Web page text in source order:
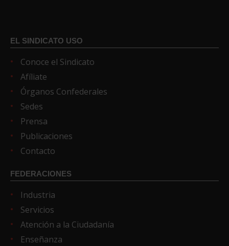
EL SINDICATO USO
Conoce el Sindicato
Afíliate
Órganos Confederales
Sedes
Prensa
Publicaciones
Contacto
FEDERACIONES
Industria
Servicios
Atención a la Ciudadanía
Enseñanza